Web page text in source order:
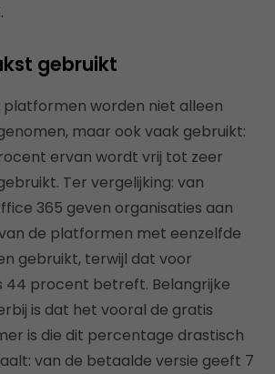
gebruikt
platformen worden niet alleen
maar ook vaak gebruikt:
ervan wordt vrij tot zeer
Ter vergelijking: van
365 geven organisaties aan
de platformen met eenzelfde
gebruikt, terwijl dat voor
44 procent betreft. Belangrijke
is dat het vooral de gratis
is die dit percentage drastisch
van de betaalde versie geeft 7